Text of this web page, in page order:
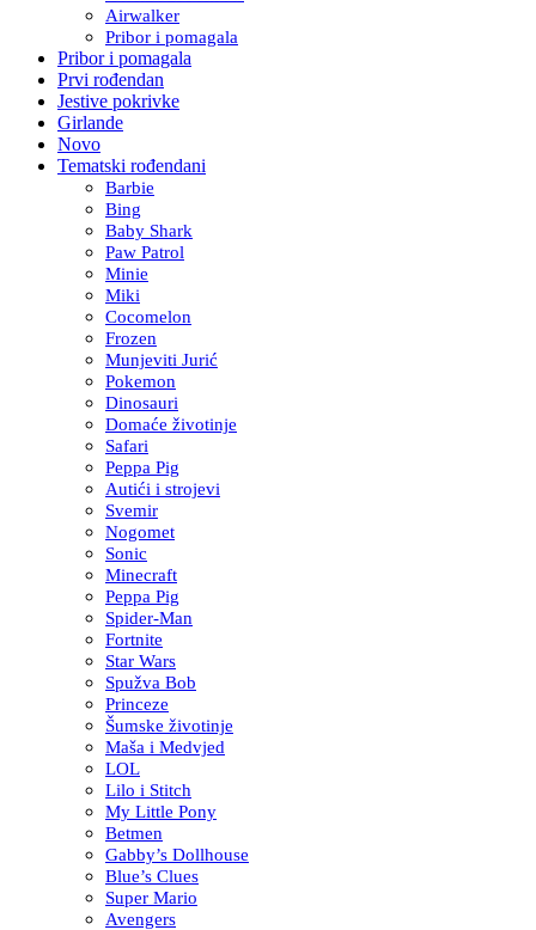
Airwalker
Pribor i pomagala
Pribor i pomagala
Prvi rođendan
Jestive pokrivke
Girlande
Novo
Tematski rođendani
Barbie
Bing
Baby Shark
Paw Patrol
Minie
Miki
Cocomelon
Frozen
Munjeviti Jurić
Pokemon
Dinosauri
Domaće životinje
Safari
Peppa Pig
Autići i strojevi
Svemir
Nogomet
Sonic
Minecraft
Peppa Pig
Spider-Man
Fortnite
Star Wars
Spužva Bob
Princeze
Šumske životinje
Maša i Medvjed
LOL
Lilo i Stitch
My Little Pony
Betmen
Gabby’s Dollhouse
Blue’s Clues
Super Mario
Avengers